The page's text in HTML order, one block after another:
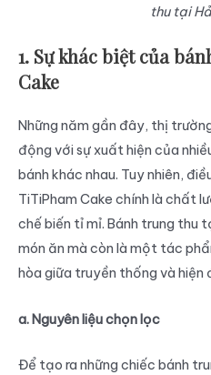
thu tại
1. Sự khác biệt của
Cake
Những năm gần đây, thị
động với sự xuất hiện của
bánh khác nhau. Tuy nhiên,
TiTiPham Cake chính là chất
chế biến tỉ mỉ. Bánh trung thu
món ăn mà còn là một tác
hòa giữa truyền thống và hiện
a. Nguyên liệu chọn lọc
Để tạo ra những chiếc bánh